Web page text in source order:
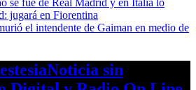
se fue de Real Madrid y en Italia lo
jugará en Fiorentina
el intendente de Gaiman en medio de
Noticia sin